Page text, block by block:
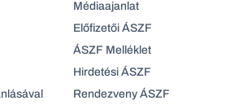
Médiaajanlat
Előfizetői ÁSZF
ÁSZF Melléklet
Hirdetési ÁSZF
Rendezveny ÁSZF